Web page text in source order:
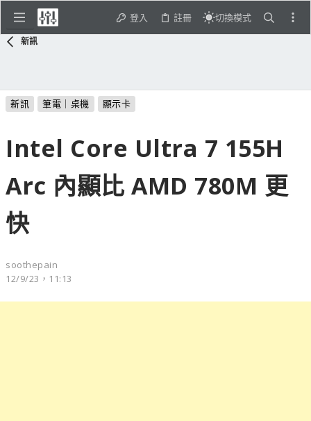
登入 註冊 切換模式
新訊
新訊 筆電｜桌機 顯示卡
Intel Core Ultra 7 155H
Arc 內顯比 AMD 780M 更
快
soothepain
12/9/23，11:13